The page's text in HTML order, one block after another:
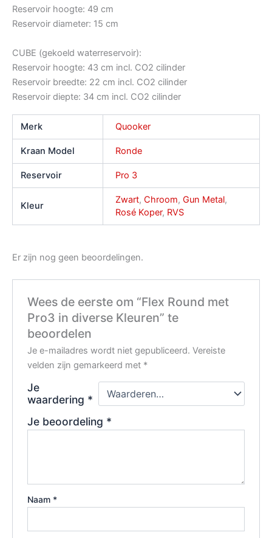
Reservoir hoogte: 49 cm
Reservoir diameter: 15 cm
CUBE (gekoeld waterreservoir):
Reservoir hoogte: 43 cm incl. CO2 cilinder
Reservoir breedte: 22 cm incl. CO2 cilinder
Reservoir diepte: 34 cm incl. CO2 cilinder
Merk Quooker
Kraan Model Ronde
Reservoir Pro 3
Kleur
Zwart, Chroom, Gun Metal,
Rosé Koper, RVS
Er zijn nog geen beoordelingen.
Wees de eerste om “Flex Round met
Pro3 in diverse Kleuren” te
beoordelen
Je e-mailadres wordt niet gepubliceerd. Vereiste
velden zijn gemarkeerd met *
Je
waardering *
Je beoordeling *
Naam *